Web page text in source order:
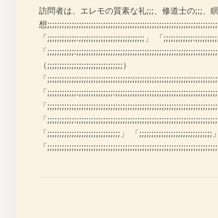
訪問者は、エレモの質素な礼;;;、修道士の;;;、
想
「;;;;;;;;;;;;:;;;;;;;;;;;;;;;;;;;;;;;;;;;」 「
「
（;;;;;;;;;;;;;;;;;;;;;;;;;;;;;;;）
「
「
「
「
「;;;;;;;;;;;;;;;;;;;;;;;;;;;;;;」 「;;;;;;;;;;;;;;;;;;;;;;;;;;;;;;」
「